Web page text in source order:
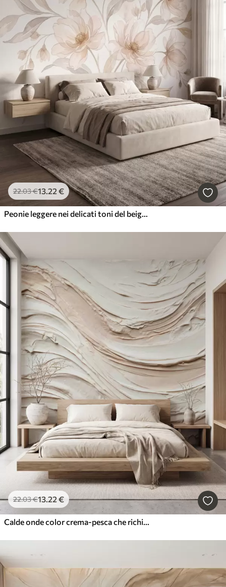
22.03€13.22 €
Peonie leggere nei delicati toni del beige cipria
22.03€13.22 €
Calde onde color crema-pesca che richiamano l'effetto dell'intonaco strutturato, astratto